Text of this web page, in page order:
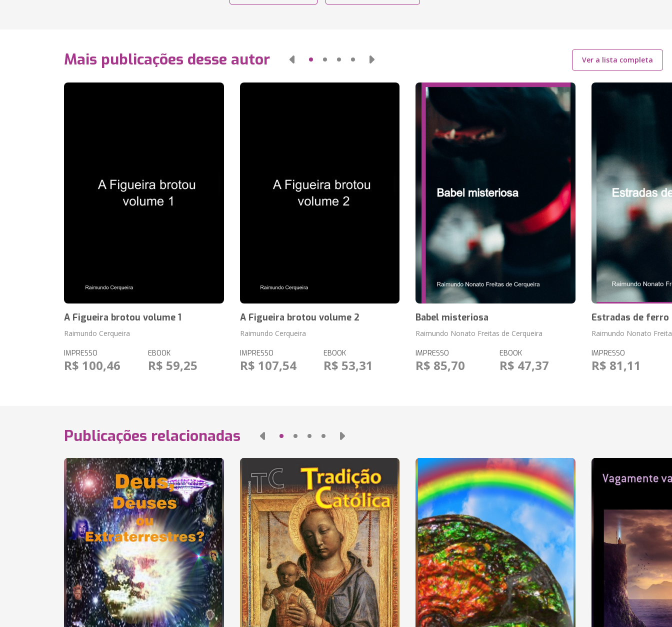
Mais publicações desse autor Ver a lista completa
A Figueira brotou volume 1
Raimundo Cerqueira
IMPRESSO
R$ 100,46
EBOOK
R$ 59,25
A Figueira brotou volume 2
Raimundo Cerqueira
IMPRESSO
R$ 107,54
EBOOK
R$ 53,31
Babel misteriosa
Raimundo Nonato Freitas de Cerqueira
IMPRESSO
R$ 85,70
EBOOK
R$ 47,37
Estradas de ferro
Raimundo Nonato
IMPRESSO
R$ 81,11
Publicações relacionadas